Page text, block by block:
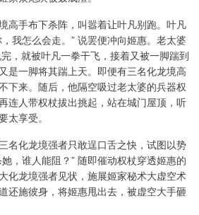
高手布下杀阵，叫嚣着让叶凡别跑。叶凡
我怎么会走。” 说罢便冲向姬惠。老太婆
，就被叶凡一拳干飞，接着又被一脚踹到
是一脚将其踹上天。即便有三名化龙境高
下来。随后，他隔空吸过老太婆的兵器权
连人带权杖拔出挑起，站在城门屋顶，听
太享受。
名化龙境强者只敢逞口舌之快，试图以势
，谁人能阻？” 随即催动权杖穿透姬惠的
化龙境强者见状，施展姬家秘术大虚空术
还施彼身，将姬惠甩出去，被虚空大手砸